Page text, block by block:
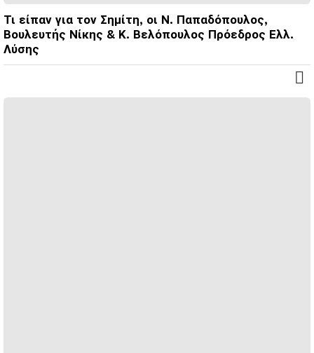
Τι είπαν για τον Σημίτη, οι Ν. Παπαδόπουλος,
Βουλευτής Νίκης & Κ. Βελόπουλος Πρόεδρος Ελλ.
Λύσης